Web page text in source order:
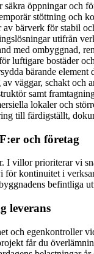
öppningar och
stöttning och
av bärverk för stabil
utifrån
med ombyggnad,
luftigare bostäder
bärande element
väggar, schakt och
samt
lokaler och
till färdigställt,
och företag
I villor prioriterar vi
kontinuitet i
befintliga
leverans
och egenkontroller
får du